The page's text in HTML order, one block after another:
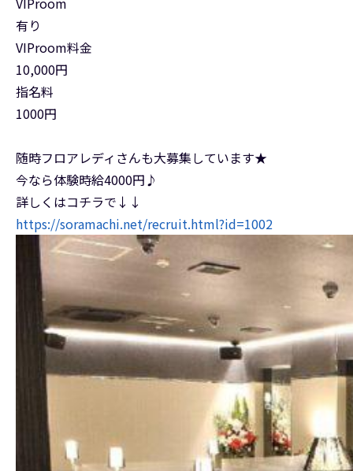
有り
VIProom料金
10,000円
指名料
1000円
随時フロアレディさんも大募集しています★
今なら体験時給4000円♪
詳しくはコチラで↓↓
https://soramachi.net/recruit.html?id=1002